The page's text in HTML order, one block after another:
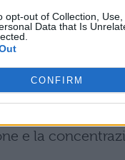
opt-out of Collection,
Data that Is
CONFIRM
prepararvi a
un’occhiata ai
test, all’interno
il giorno del
giorno del test
e la